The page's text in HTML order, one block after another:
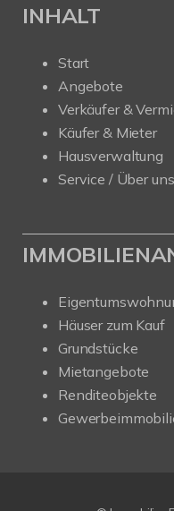
INHALT
Start
Angebote
Verkäufer &
Käufer & Mieter
Hausverwaltung
Service / Über uns
Häuser zum Kauf
Grundstücke
Mietangebote
Renditeobjekte